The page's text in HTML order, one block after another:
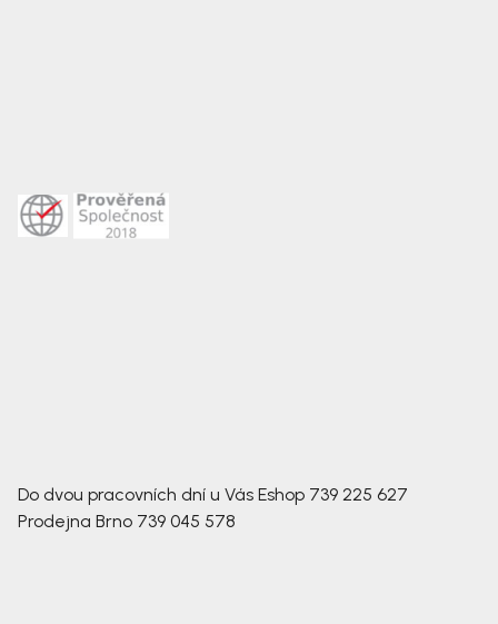
Do dvou pracovních dní u Vás Eshop 739 225 627
Prodejna Brno 739 045 578